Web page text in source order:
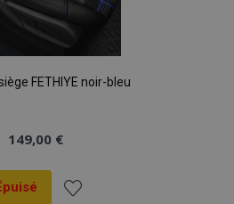
FETHIYE noir-bleu
149,00 €